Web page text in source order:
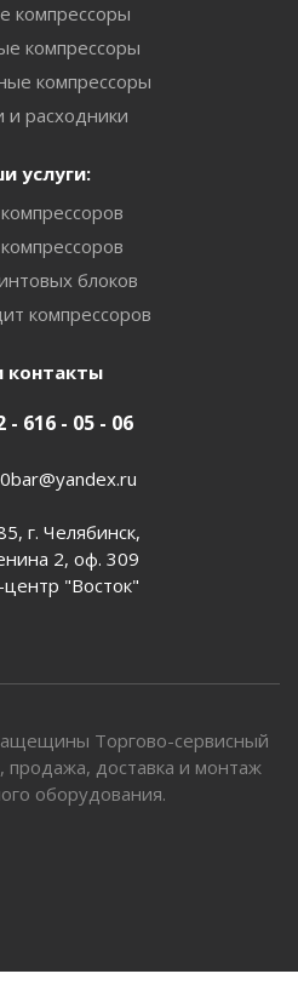
компрессоры
компрессоры
компрессоры
и расходники
услуги:
блоков
компрессоров
контакты
- 616 - 05 - 06
г. Челябинск,
2, оф. 309
"Восток"
Торгово-сервисный
доставка и монтаж
оборудования.